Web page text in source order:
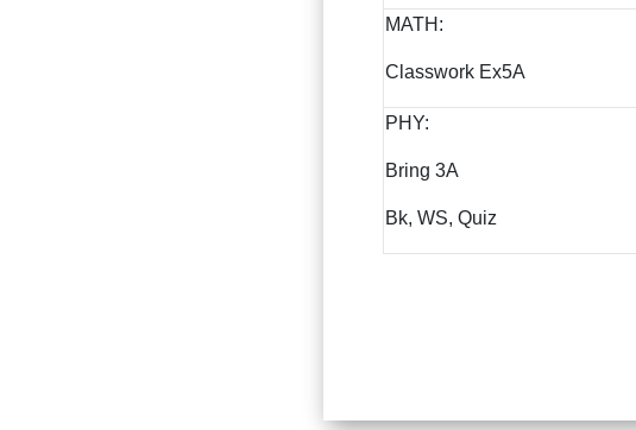
MATH:
Classwork Ex5A
PHY:
Bring 3A
Bk, WS, Quiz